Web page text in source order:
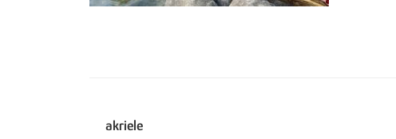
akriele